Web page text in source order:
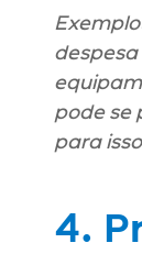
pode se
para
4.